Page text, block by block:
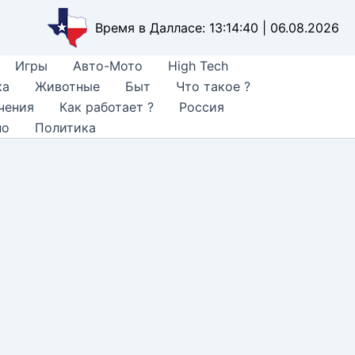
Время в Далласе: 13:14:42 | 06.08.2026
Игры Авто-Мото
High Tech
Животные Быт
Что такое ?
Как работает ?
Россия
Политика